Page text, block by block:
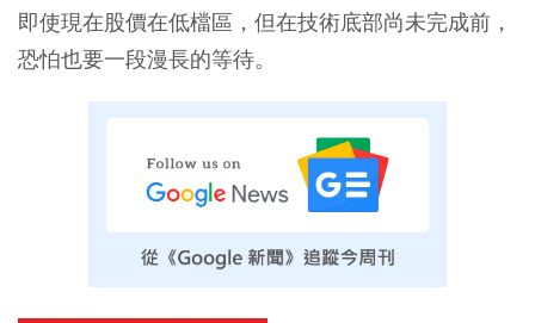
即使現在股價在低檔區，但在技術底部尚未完成前，
恐怕也要一段漫長的等待。